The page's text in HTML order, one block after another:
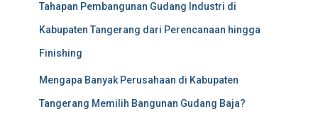
Tahapan Pembangunan Gudang Industri di
Kabupaten Tangerang dari Perencanaan hingga
Finishing
Mengapa Banyak Perusahaan di Kabupaten
Tangerang Memilih Bangunan Gudang Baja?